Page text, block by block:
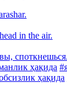
in the air.
споткнешься.
ҳақида
ҳақида